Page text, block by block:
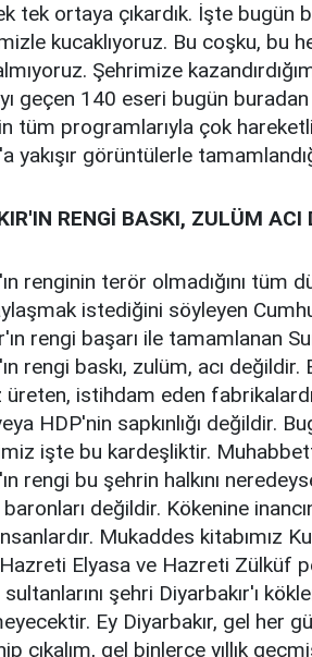
tek ortaya çıkardık. İşte bugün
kucaklıyoruz. Bu coşku, bu
Şehrimize
geçen 140 eseri bugün
tüm programlarıyla çok
yakışır görüntülerle
RENGİ BASKI, ZULÜM ACI
renginin terör olmadığını tüm
istediğini söyleyen
rengi başarı ile tamamlanan
rengi baskı, zulüm, acı değildir.
üreten, istihdam eden
HDP'nin sapkınlığı değildir.
işte bu kardeşliktir.
rengi bu şehrin halkını
değildir. Kökenine
Mukaddes kitabımız
Elyasa ve Hazreti Zülküf
şehri Diyarbakır'ı
Ey Diyarbakır, gel her
çıkalım, gel binlerce yıllık